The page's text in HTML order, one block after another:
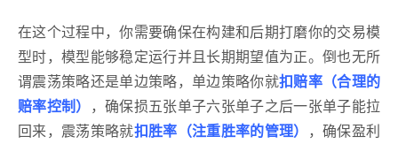
在这个过程中，你需要确保在构建和后期打磨你的交易模
型时，模型能够稳定运行并且长期期望值为正。倒也无所
谓震荡策略还是单边策略，单边策略你就扣赔率（合理的
赔率控制） ，确保损五张单子六张单子之后一张单子能拉
回来，震荡策略就扣胜率（注重胜率的管理） ，确保盈利